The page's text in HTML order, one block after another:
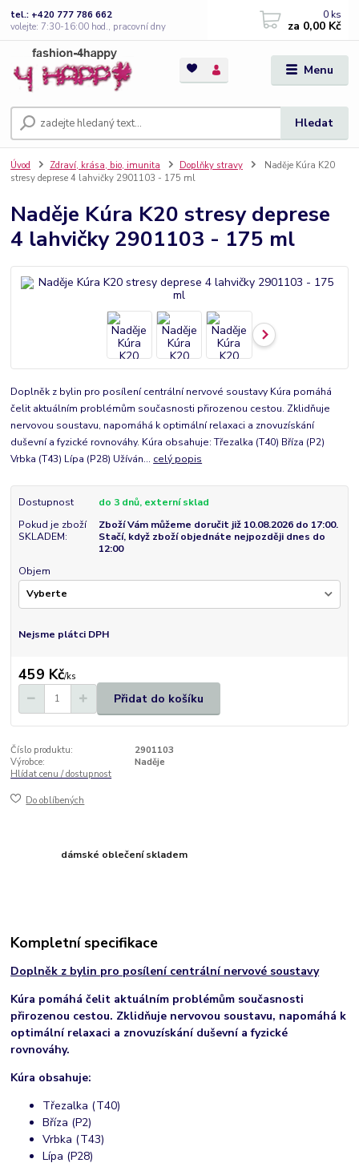
Menu
Hledat
tel.: +420 777 786 662
volejte: 7:30-16:00 hod., pracovní dny
0 ks
za 0,00 Kč
Úvod Zdraví, krása, bio, imunita Doplňky stravy
Naděje Kúra K20
stresy deprese 4 lahvičky 2901103 - 175 ml
Naděje Kúra K20 stresy deprese
4 lahvičky 2901103 - 175 ml
Doplněk z bylin pro posílení centrální nervové soustavy Kúra pomáhá
čelit aktuálním problémům současnosti přirozenou cestou. Zklidňuje
nervovou soustavu, napomáhá k optimální relaxaci a znovuzískání
duševní a fyzické rovnováhy. Kúra obsahuje: Třezalka (T40) Bříza (P2)
Vrbka (T43) Lípa (P28) Užíván... celý popis
Dostupnost
do 3 dnů, externí sklad
Pokud je zboží
SKLADEM:
Zboží Vám můžeme doručit již 10.08.2026 do 17:00.
Stačí, když zboží objednáte nejpozději dnes do
12:00
Objem
Nejsme plátci DPH
459 Kč/ks
Přidat do košíku
Číslo produktu:
2901103
Výrobce:
Naděje
Hlídat cenu / dostupnost
Do oblíbených
dámské oblečení skladem
Kompletní specifikace
Doplněk z bylin pro posílení centrální nervové soustavy
Kúra pomáhá čelit aktuálním problémům současnosti
přirozenou cestou. Zklidňuje nervovou soustavu, napomáhá k
optimální relaxaci a znovuzískání duševní a fyzické
rovnováhy.
Kúra obsahuje:
Třezalka (T40)
Bříza (P2)
Vrbka (T43)
Lípa (P28)